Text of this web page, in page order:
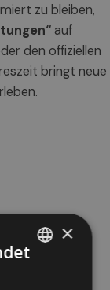
zu bleiben,
auf
den offiziellen
bringt neue
×